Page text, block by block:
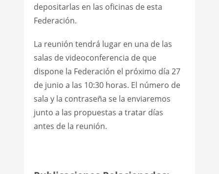
depositarlas en las oficinas de esta
Federación.
La reunión tendrá lugar en una de las
salas de videoconferencia de que
dispone la Federación el próximo día 27
de junio a las 10:30 horas. El número de
sala y la contraseña se la enviaremos
junto a las propuestas a tratar días
antes de la reunión.